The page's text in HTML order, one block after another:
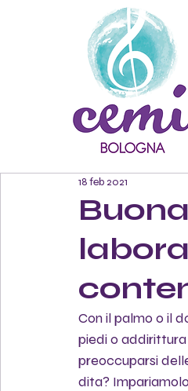
18 feb 2021
Con il palmo o il
piedi o
preoccuparsi
dita?